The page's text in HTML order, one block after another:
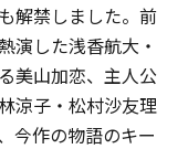
解禁しました。前
演した浅香航大・
美山加恋、主人公
涼子・松村沙友理
今作の物語のキー